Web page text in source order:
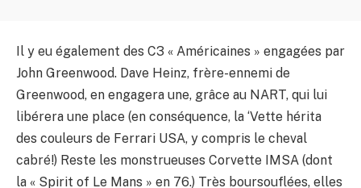
Il y eu également des C3 « Américaines » engagées par
John Greenwood. Dave Heinz, frère-ennemi de
Greenwood, en engagera une, grâce au NART, qui lui
libérera une place (en conséquence, la ‘Vette hérita
des couleurs de Ferrari USA, y compris le cheval
cabré!) Reste les monstrueuses Corvette IMSA (dont
la « Spirit of Le Mans » en 76.) Très boursouflées, elles